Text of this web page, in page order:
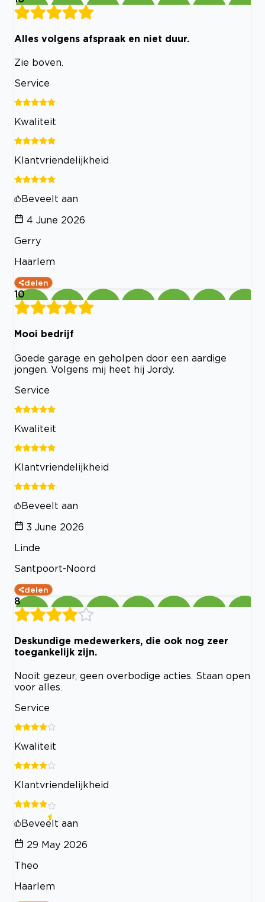
Alles volgens afspraak en niet duur.
Zie boven.
Service
Kwaliteit
Klantvriendelijkheid
Beveelt aan
4 June 2026
Gerry
Haarlem
delen
10
Mooi bedrijf
Goede garage en geholpen door een aardige
jongen. Volgens mij heet hij Jordy.
Service
Kwaliteit
Klantvriendelijkheid
Beveelt aan
3 June 2026
Linde
Santpoort-Noord
delen
8
Deskundige medewerkers, die ook nog zeer
toegankelijk zijn.
Nooit gezeur, geen overbodige acties. Staan open
voor alles.
Service
Kwaliteit
Klantvriendelijkheid
Beveelt aan
29 May 2026
Theo
Haarlem